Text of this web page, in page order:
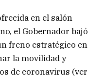
en el salón
el Gobernador bajó
freno estratégico en
la movilidad y
de coronavirus (ver